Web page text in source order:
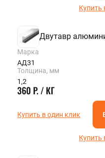
Купить
Двутавр
Марка
АД31
Толщина, мм
1,2
360 Р. / КГ
Купить в один клик
Купить